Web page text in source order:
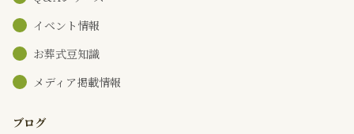
イベント情報
お葬式豆知識
メディア掲載情報
ブログ